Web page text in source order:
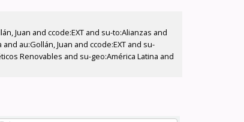
Juan and ccode:EXT and su-to:Alianzas and
au:Gollán, Juan and ccode:EXT and su-
Renovables and su-geo:América Latina and